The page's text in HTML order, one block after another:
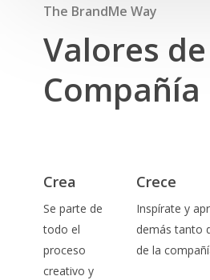
The BrandMe Way
Valores
Compañía
Crea
Se parte de
todo el
proceso
creativo y
Crece
Inspírate y
demás tanto
de la